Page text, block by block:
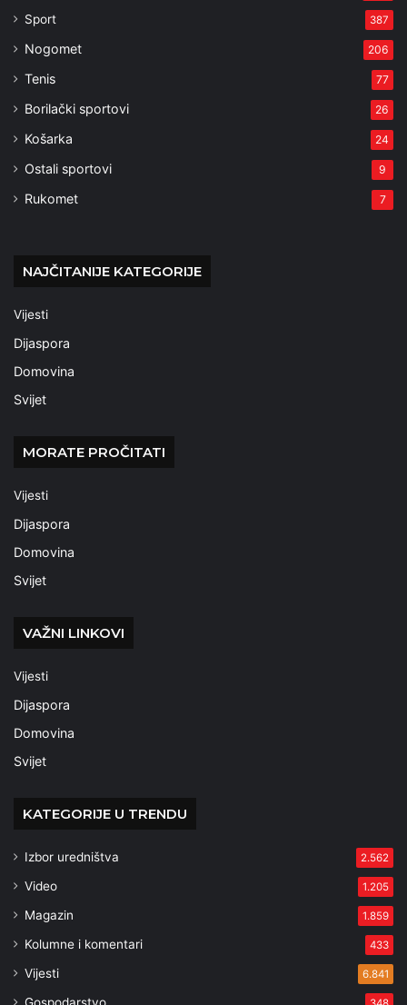
Sport 387
Nogomet 206
Tenis 77
Borilački sportovi 26
Košarka 24
Ostali sportovi 9
Rukomet 7
NAJČITANIJE KATEGORIJE
Vijesti
Dijaspora
Domovina
Svijet
MORATE PROČITATI
Vijesti
Dijaspora
Domovina
Svijet
VAŽNI LINKOVI
Vijesti
Dijaspora
Domovina
Svijet
KATEGORIJE U TRENDU
Izbor uredništva 2.562
Video 1.205
Magazin 1.859
Kolumne i komentari 433
Vijesti 6.841